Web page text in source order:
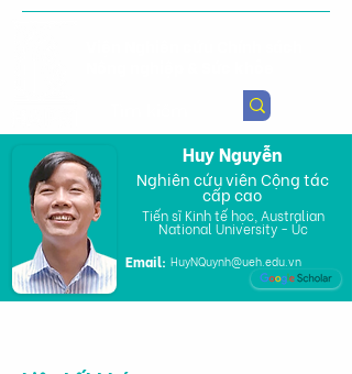
Huy Nguyễn
Nghiên cứu viên Cộng tác
cấp cao
Tiến sĩ Kinh tế học, Australian
National University - Úc
Email: HuyNQuynh@ueh.edu.vn